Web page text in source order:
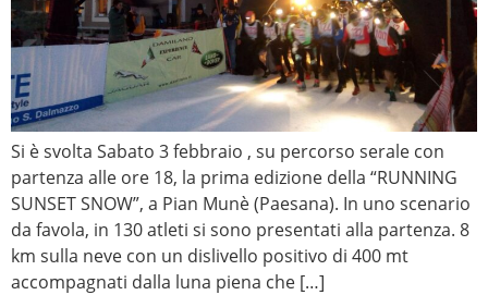
Si è svolta Sabato 3 febbraio , su percorso serale con
partenza alle ore 18, la prima edizione della “RUNNING
SUNSET SNOW”, a Pian Munè (Paesana). In uno scenario
da favola, in 130 atleti si sono presentati alla partenza. 8
km sulla neve con un dislivello positivo di 400 mt
accompagnati dalla luna piena che […]